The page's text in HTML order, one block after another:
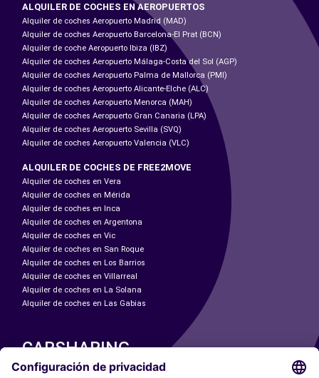
ALQUILER DE COCHES EN AEROPUERTOS
Alquiler de coches Aeropuerto Madrid (MAD)
Alquiler de coches Aeropuerto Barcelona-El Prat (BCN)
Alquiler de coche Aeropuerto Ibiza (IBZ)
Alquiler de coches Aeropuerto Málaga-Costa del Sol (AGP)
Alquiler de coches Aeropuerto Palma de Mallorca (PMI)
Alquiler de coches Aeropuerto Alicante-Elche (ALC)
Alquiler de coches Aeropuerto Menorca (MAH)
Alquiler de coches Aeropuerto Gran Canaria (LPA)
Alquiler de coches Aeropuerto Sevilla (SVQ)
Alquiler de coches Aeropuerto Valencia (VLC)
ALQUILER DE COCHES DE FREE2MOVE
Alquiler de coches en Vera
Alquiler de coches en Mérida
Alquiler de coches en Inca
Alquiler de coches en Argentona
Alquiler de coches en Vic
Alquiler de coches en San Roque
Alquiler de coches en Los Barrios
Alquiler de coches en Villarreal
Alquiler de coches en La Solana
Alquiler de coches en Las Gabias
CARSHARING